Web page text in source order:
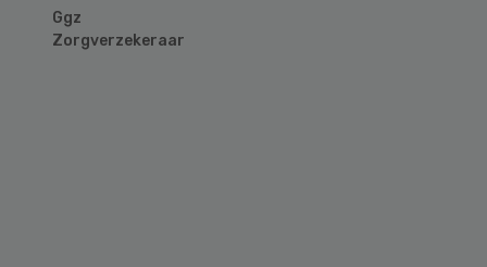
Ggz
Zorgverzekeraar